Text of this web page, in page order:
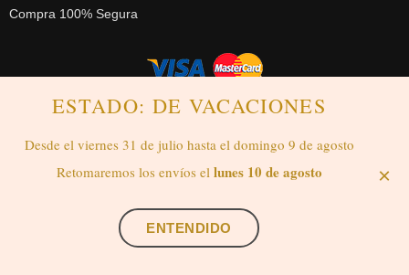
Compra 100% Segura
ESTADO: DE VACACIONES
Desde el viernes 31 de julio hasta el domingo 9 de agosto
Retomaremos los envíos el lunes 10 de agosto
ENTENDIDO
×